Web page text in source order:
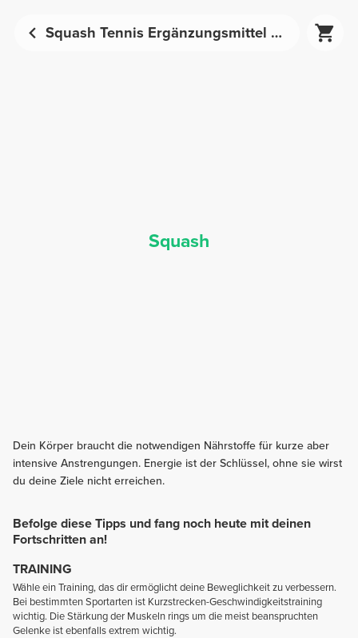
Squash Tennis Ergänzungsmittel - Sporternährung | Prozis
Squash
Dein Körper braucht die notwendigen Nährstoffe für kurze aber
intensive Anstrengungen. Energie ist der Schlüssel, ohne sie wirst
du deine Ziele nicht erreichen.
Befolge diese Tipps und fang noch heute mit deinen
Fortschritten an!
TRAINING
Wähle ein Training, das dir ermöglicht deine Beweglichkeit zu verbessern.
Bei bestimmten Sportarten ist Kurzstrecken-Geschwindigkeitstraining
wichtig. Die Stärkung der Muskeln rings um die meist beanspruchten
Gelenke ist ebenfalls extrem wichtig.